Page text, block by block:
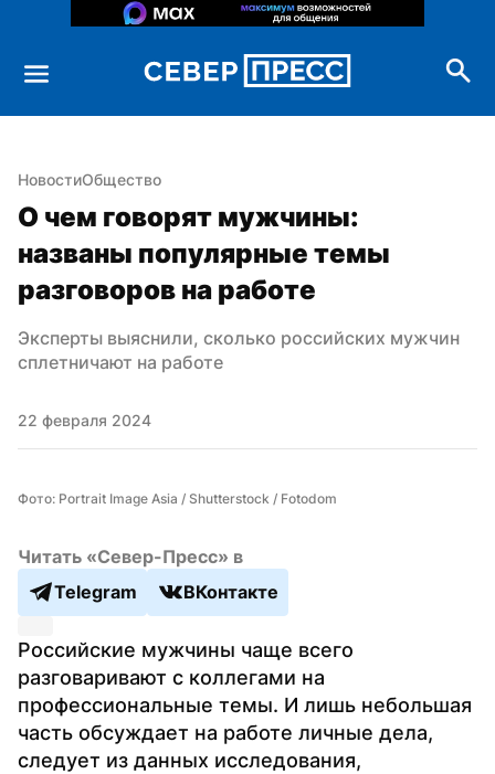
НовостиОбщество
О чем говорят мужчины:
названы популярные темы
разговоров на работе
Эксперты выяснили, сколько российских мужчин
сплетничают на работе
22 февраля 2024
Фото: Portrait Image Asia / Shutterstock / Fotodom
Читать «Север-Пресс» в
Telegram
ВКонтакте
Российские мужчины чаще всего
разговаривают с коллегами на
профессиональные темы. И лишь небольшая
часть обсуждает на работе личные дела,
следует из данных исследования,